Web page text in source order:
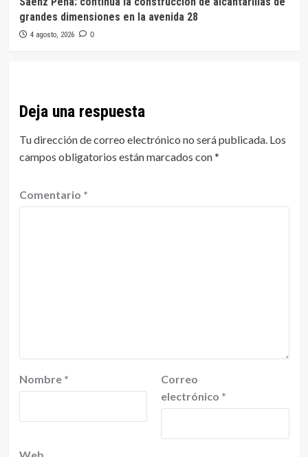
grandes dimensiones en la avenida 28
4 agosto, 2026 0
Deja una respuesta
Tu dirección de correo electrónico no será publicada. Los
campos obligatorios están marcados con*
Comentario *
Nombre *
Correo
electrónico *
Web